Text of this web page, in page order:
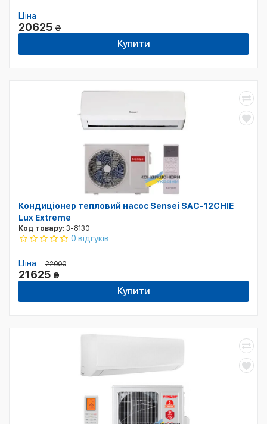
Ціна
20625 ₴
Купити
Кондиціонер тепловий насос Sensei SAC-12CHIE
Lux Extreme
Код товару: 3-8130
0 відгуків
Ціна 22000
21625 ₴
Купити